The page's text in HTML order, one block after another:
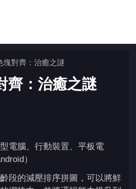
塊對齊：治癒之謎
齊：治癒之謎
電腦、行動裝置、平板電
）
段的減壓排序拼圖，可以將鮮